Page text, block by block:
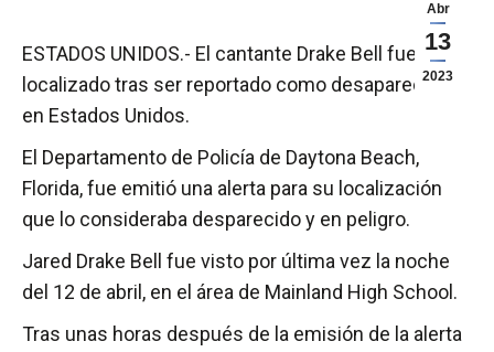
Abr
13
2023
ESTADOS UNIDOS.- El cantante Drake Bell fue
localizado tras ser reportado como desaparecido
en Estados Unidos.
El Departamento de Policía de Daytona Beach,
Florida, fue emitió una alerta para su localización
que lo consideraba desparecido y en peligro.
Jared Drake Bell fue visto por última vez la noche
del 12 de abril, en el área de Mainland High School.
Tras unas horas después de la emisión de la alerta